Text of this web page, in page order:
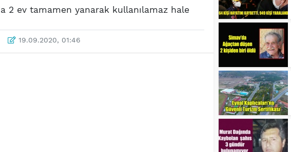
2 ev tamamen yanarak kullanılamaz hale
19.09.2020, 01:46